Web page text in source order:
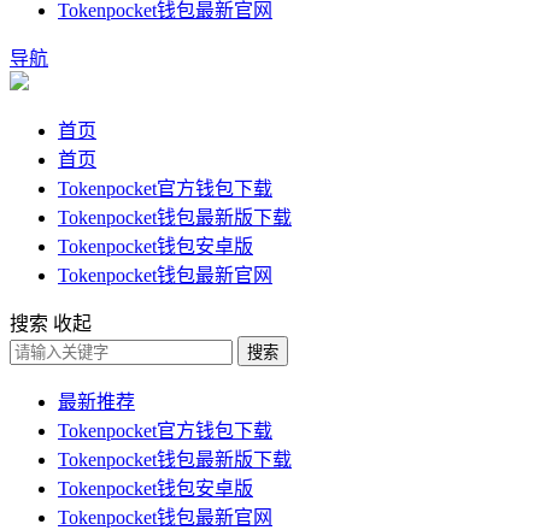
Tokenpocket钱包最新官网
导航
首页
首页
Tokenpocket官方钱包下载
Tokenpocket钱包最新版下载
Tokenpocket钱包安卓版
Tokenpocket钱包最新官网
搜索 收起
搜索
最新推荐
Tokenpocket官方钱包下载
Tokenpocket钱包最新版下载
Tokenpocket钱包安卓版
Tokenpocket钱包最新官网